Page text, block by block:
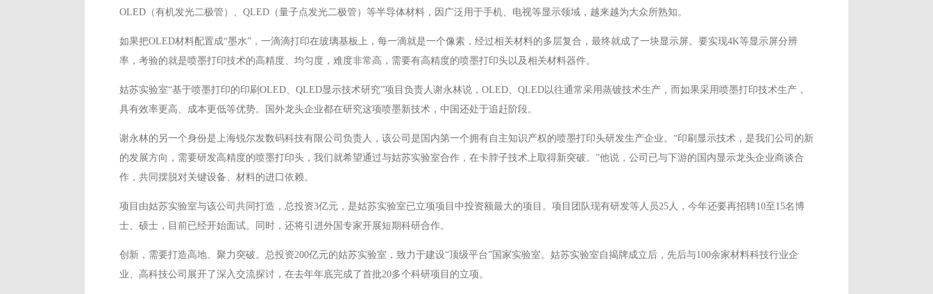
OLED（有机发光二极管）、QLED（量子点发光二极管）等半导体材料，因广泛用于手机、电视等显示领域，越来越为大众所熟知。
如果把OLED材料配置成“墨水”，一滴滴打印在玻璃基板上，每一滴就是一个像素，经过相关材料的多层复合，最终就成了一块显示屏。要实现4K等显示屏分辨
率，考验的就是喷墨打印技术的高精度、均匀度，难度非常高，需要有高精度的喷墨打印头以及相关材料器件。
姑苏实验室“基于喷墨打印的印刷OLED、QLED显示技术研究”项目负责人谢永林说，OLED、QLED以往通常采用蒸镀技术生产，而如果采用喷墨打印技术生产，
具有效率更高、成本更低等优势。国外龙头企业都在研究这项喷墨新技术，中国还处于追赶阶段。
谢永林的另一个身份是上海锐尔发数码科技有限公司负责人，该公司是国内第一个拥有自主知识产权的喷墨打印头研发生产企业。“印刷显示技术，是我们公司的新
的发展方向，需要研发高精度的喷墨打印头，我们就希望通过与姑苏实验室合作，在卡脖子技术上取得新突破。”他说，公司已与下游的国内显示龙头企业商谈合
作，共同摆脱对关键设备、材料的进口依赖。
项目由姑苏实验室与该公司共同打造，总投资3亿元，是姑苏实验室已立项项目中投资额最大的项目。项目团队现有研发等人员25人，今年还要再招聘10至15名博
士、硕士，目前已经开始面试。同时，还将引进外国专家开展短期科研合作。
创新，需要打造高地、聚力突破。总投资200亿元的姑苏实验室，致力于建设“顶级平台”国家实验室。姑苏实验室自揭牌成立后，先后与100余家材料科技行业企
业、高科技公司展开了深入交流探讨，在去年年底完成了首批20多个科研项目的立项。